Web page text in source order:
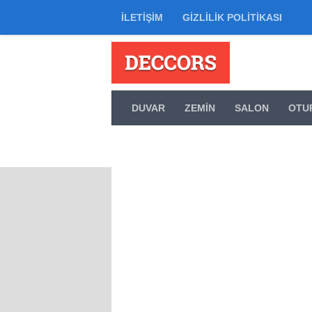
İLETIŞIM GIZLILIK POLITIKASI
DUVAR ZEMIN SALON